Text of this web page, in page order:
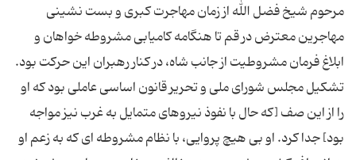
مرحوم شیخ فضل الله از زمان مهاجرت کبری و بست نشینی
مهاجرین معترض در قم تا هنگامه کامیابی مشروطه خواهان و
ابلاغ فرمان مشروطیت از جانب شاه، در کنار رهبران این حرکت بود.
تشکیل مجلس شورای ملی و تحریر قانون اساسی عاملی بود که او
را از این صف [که حال با نفوذ نیروهای متمایل به غرب نیز مواجه
بود] جدا کرد. او بی هیچ پروایی، با نظام مشروطه ای که به زعم او